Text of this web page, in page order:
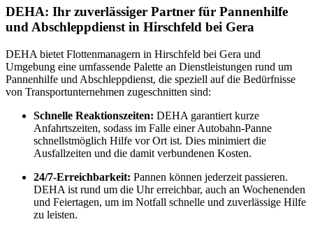
DEHA: Ihr zuverlässiger Partner für Pannenhilfe
und Abschleppdienst in Hirschfeld bei Gera
DEHA bietet Flottenmanagern in Hirschfeld bei Gera und
Umgebung eine umfassende Palette an Dienstleistungen rund um
Pannenhilfe und Abschleppdienst, die speziell auf die Bedürfnisse
von Transportunternehmen zugeschnitten sind:
Schnelle Reaktionszeiten: DEHA garantiert kurze
Anfahrtszeiten, sodass im Falle einer Autobahn-Panne
schnellstmöglich Hilfe vor Ort ist. Dies minimiert die
Ausfallzeiten und die damit verbundenen Kosten.
24/7-Erreichbarkeit: Pannen können jederzeit passieren.
DEHA ist rund um die Uhr erreichbar, auch an Wochenenden
und Feiertagen, um im Notfall schnelle und zuverlässige Hilfe
zu leisten.